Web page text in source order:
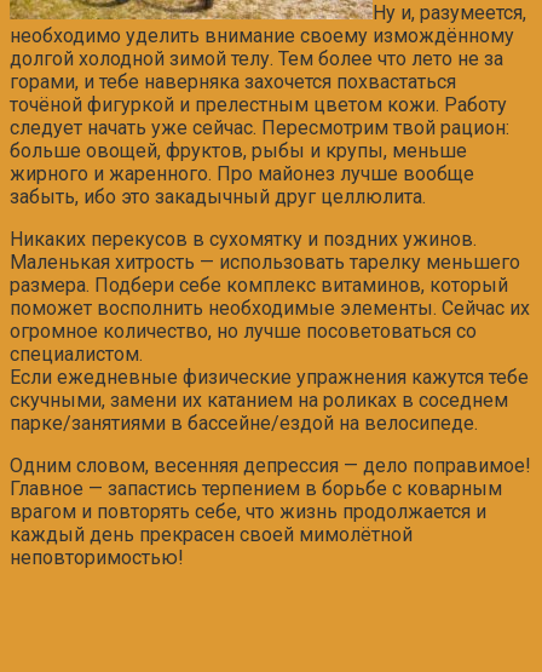
Ну и, разумеется,
необходимо уделить внимание своему измождённому
долгой холодной зимой телу. Тем более что лето не за
горами, и тебе наверняка захочется похвастаться
точёной фигуркой и прелестным цветом кожи. Работу
следует начать уже сейчас. Пересмотрим твой рацион:
больше овощей, фруктов, рыбы и крупы, меньше
жирного и жаренного. Про майонез лучше вообще
забыть, ибо это закадычный друг целлюлита.
Никаких перекусов в сухомятку и поздних ужинов.
Маленькая хитрость — использовать тарелку меньшего
размера. Подбери себе комплекс витаминов, который
поможет восполнить необходимые элементы. Сейчас их
огромное количество, но лучше посоветоваться со
специалистом.
Если ежедневные физические упражнения кажутся тебе
скучными, замени их катанием на роликах в соседнем
парке/занятиями в бассейне/ездой на велосипеде.
Одним словом, весенняя депрессия — дело поправимое!
Главное — запастись терпением в борьбе с коварным
врагом и повторять себе, что жизнь продолжается и
каждый день прекрасен своей мимолётной
неповторимостью!